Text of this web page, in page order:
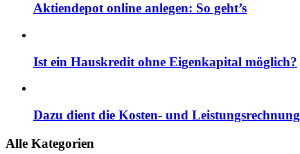
Aktiendepot online anlegen: So geht’s
Ist ein Hauskredit ohne Eigenkapital möglich?
Dazu dient die Kosten- und Leistungsrechnung
Alle Kategorien